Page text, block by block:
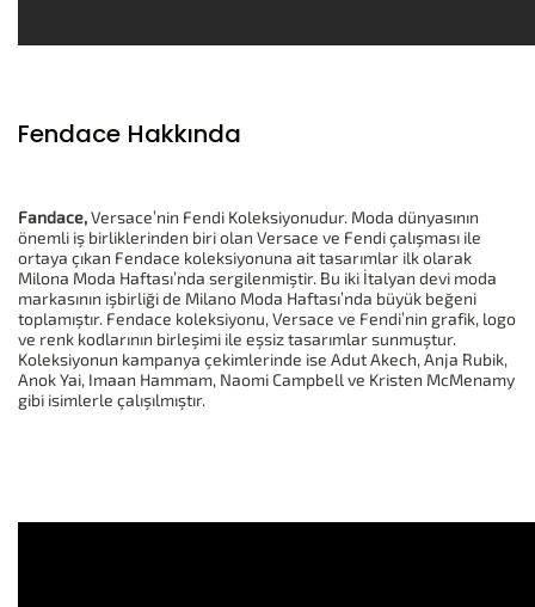
Fendace Hakkında
Fandace,Versace’nin Fendi Koleksiyonudur. Moda dünyasının
önemli iş birliklerinden biri olan Versace ve Fendi çalışması ile
ortaya çıkan Fendace koleksiyonuna ait tasarımlar ilk olarak
Milona Moda Haftası’nda sergilenmiştir. Bu iki İtalyan devi moda
markasının işbirliği de Milano Moda Haftası’nda büyük beğeni
toplamıştır. Fendace koleksiyonu, Versace ve Fendi’nin grafik, logo
ve renk kodlarının birleşimi ile eşsiz tasarımlar sunmuştur.
Koleksiyonun kampanya çekimlerinde ise Adut Akech, Anja Rubik,
Anok Yai, Imaan Hammam, Naomi Campbell ve Kristen McMenamy
gibi isimlerle çalışılmıştır.